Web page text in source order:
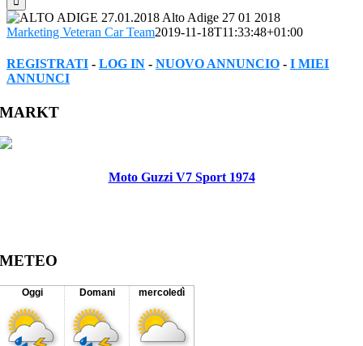
Marketing Veteran Car Team2019-11-18T11:33:48+01:00
REGISTRATI - LOG IN - NUOVO ANNUNCIO - I MIEI
ANNUNCI
Facebook
Twitter
Reddit
LinkedIn
WhatsApp
Tumblr
Pinterest
Vk
Xing
Email
MARKT
Moto Guzzi V7 Sport 1974
METEO
Oggi Domani mercoledì